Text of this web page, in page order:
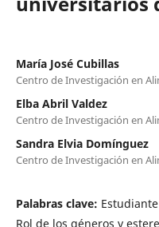
María José Cubillas
Centro de Investigación en
Elba Abril Valdez
Centro de Investigación en
Sandra Elvia Domínguez
Centro de Investigación en
Palabras clave:
Rol de los géneros y